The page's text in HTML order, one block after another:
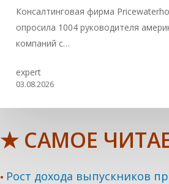
Консалтинговая фирма
опросила 1004 руководителя
компаний с…
expert
03.08.2026
★ САМОЕ
• Рост дохода выпускников